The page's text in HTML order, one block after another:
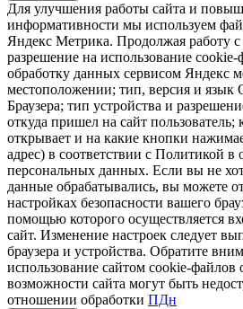
Для улучшения работы сайта и
информативности мы используем
Яндекс Метрика. Продолжая работу
разрешение на использование cookie-
обработку данных сервисом Яндекс
местоположении; тип, версия и язык
Браузера; тип устройства и
откуда пришел на сайт пользователь;
открывает и на какие кнопки
адрес) в соответствии с Политикой
персональных данных. Если вы не
данные обрабатывались, вы можете
настройках безопасности вашего
помощью которого осуществляется
сайт. Изменение настроек следует
браузера и устройства. Обратите
использование сайтом cookie-файлов
возможности сайта могут быть
отношении обработки ПДн